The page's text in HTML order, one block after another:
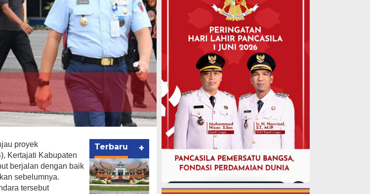
proyek
Kertajati Kabupaten
berjalan dengan baik
sebelumnya.
tersebut
Terbaru +